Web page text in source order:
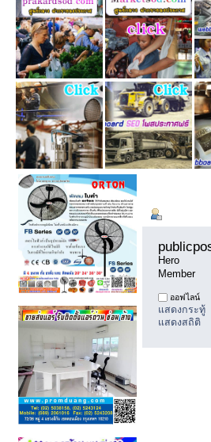
Hero
Member
ออฟไลน์
แสดงกระทู้
แสดงสถิติ